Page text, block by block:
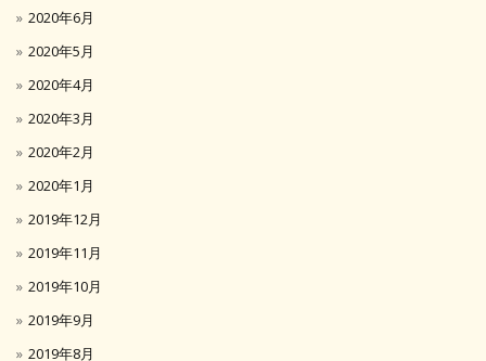
2020年6月
2020年5月
2020年4月
2020年3月
2020年2月
2020年1月
2019年12月
2019年11月
2019年10月
2019年9月
2019年8月